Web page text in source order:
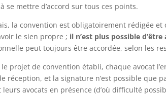
se mettre d’accord sur tous ces points.
la convention est obligatoirement rédigée
le sien propre ; il n’est plus possible
peut toujours être accordée, selon les
projet de convention établi, chaque avocat
réception, et la signature n’est possible que
leurs avocats en présence (d’où difficulté